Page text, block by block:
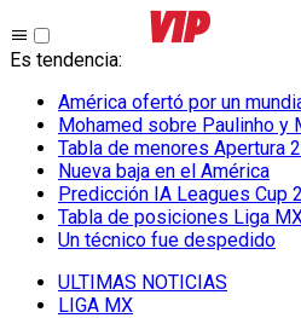
Es tendencia:
América ofertó por un
Mohamed sobre Paulinho y
Tabla de menores Apertura
Nueva baja en el América
Predicción IA Leagues Cup
Tabla de posiciones Liga
Un técnico fue despedido
ULTIMAS NOTICIAS
LIGA MX